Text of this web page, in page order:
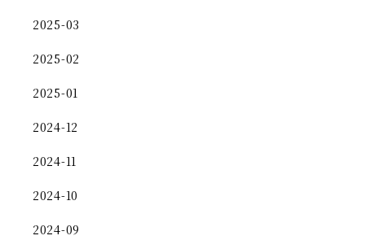
2025-03
2025-02
2025-01
2024-12
2024-11
2024-10
2024-09